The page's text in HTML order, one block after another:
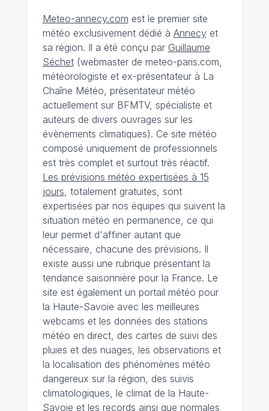
Meteo-annecy.com est le premier site
météo exclusivement dédié à Annecyet
sa région. Il a été conçu par Guillaume
Séchet(webmaster de meteo-paris.com,
météorologiste et ex-présentateur à La
Chaîne Météo, présentateur météo
actuellement sur BFMTV, spécialiste et
auteurs de divers ouvrages sur les
évènements climatiques). Ce site météo
composé uniquement de professionnels
est très complet et surtout très réactif.
Les prévisions météo expertisées à 15
jours, totalement gratuites, sont
expertisées par nos équipes qui suivent la
situation météo en permanence, ce qui
leur permet d'affiner autant que
nécessaire, chacune des prévisions. Il
existe aussi une rubrique présentant la
tendance saisonnière pour la France. Le
site est également un portail météo pour
la Haute-Savoie avec les meilleures
webcams et les données des stations
météo en direct, des cartes de suivi des
pluies et des nuages, les observations et
la localisation des phénomènes météo
dangereux sur la région, des suivis
climatologiques, le climat de la Haute-
Savoie et les records ainsi que normales